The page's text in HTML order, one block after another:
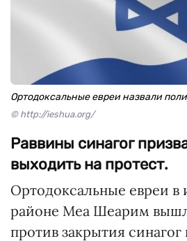
Ортодоксальные евреи назвали
© http://ieshua.org/
Раввины синагог
выходить на протест.
Ортодоксальные евреи
районе Меа Шеарим
против закрытия